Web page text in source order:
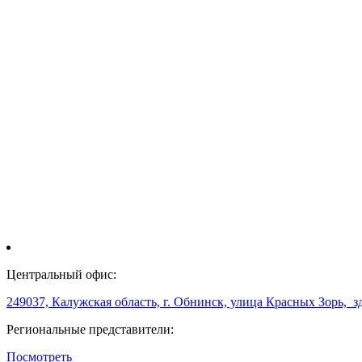
Центральный офис:
249037, Калужская область, г. Обнинск, улица Красных Зорь,
Региональные представители:
Посмотреть